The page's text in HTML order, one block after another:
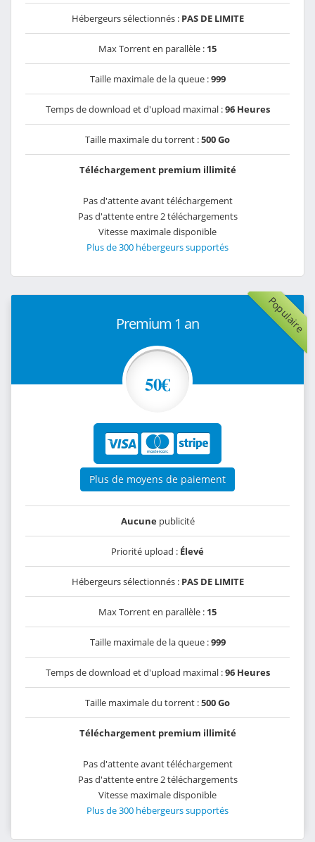
Hébergeurs sélectionnés : PAS DE LIMITE
Max Torrent en parallèle : 15
Taille maximale de la queue :999
Temps de download et d'upload maximal :96 Heures
Taille maximale du torrent :500 Go
Téléchargement premium illimité
Pas d'attente avant téléchargement
Pas d'attente entre 2 téléchargements
Vitesse maximale disponible
Plus de 300 hébergeurs supportés
Populaire
Premium 1 an
50€
Plus de moyens de paiement
Aucunepublicité
Priorité upload : Élevé
Hébergeurs sélectionnés : PAS DE LIMITE
Max Torrent en parallèle : 15
Taille maximale de la queue :999
Temps de download et d'upload maximal :96 Heures
Taille maximale du torrent :500 Go
Téléchargement premium illimité
Pas d'attente avant téléchargement
Pas d'attente entre 2 téléchargements
Vitesse maximale disponible
Plus de 300 hébergeurs supportés